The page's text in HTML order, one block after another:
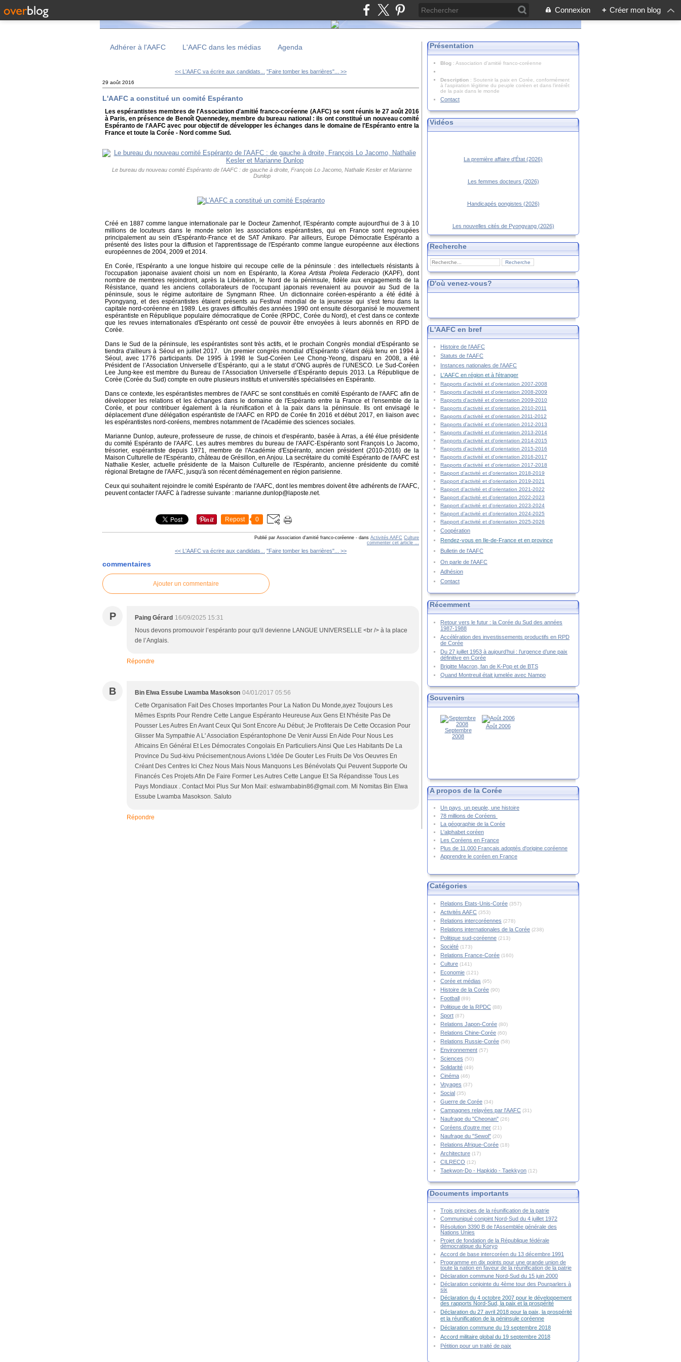
Connexion + Créer mon blog
Adhérer à l'AAFC L'AAFC dans les médias Agenda
<< L'AAFC va écrire aux candidats... "Faire tomber les barrières"... >>
29 août 2016
L'AAFC a constitué un comité Espéranto
Les espérantistes membres de l'Association d'amitié franco-coréenne (AAFC) se sont réunis le 27 août 2016
à Paris, en présence de Benoît Quennedey, membre du bureau national : ils ont constitué un nouveau comité
Espéranto de l'AAFC avec pour objectif de développer les échanges dans le domaine de l'Espéranto entre la
France et toute la Corée - Nord comme Sud.
Le bureau du nouveau comité Espéranto de l'AAFC : de gauche à droite, François Lo Jacomo, Nathalie Kesler et Marianne
Dunlop
Créé en 1887 comme langue internationale par le Docteur Zamenhof, l'Espéranto compte aujourd'hui de 3 à 10
millions de locuteurs dans le monde selon les associations espérantistes, qui en France sont regroupées
principalement au sein d'Espéranto-France et de SAT Amikaro. Par ailleurs, Europe Démocratie Espéranto a
présenté des listes pour la diffusion et l'apprentissage de l'Espéranto comme langue européenne aux élections
européennes de 2004, 2009 et 2014.
En Corée, l'Espéranto a une longue histoire qui recoupe celle de la péninsule : des intellectuels résistants à
l'occupation japonaise avaient choisi un nom en Espéranto, laKorea Artista Proleta Federacio(KAPF), dont
nombre de membres rejoindront, après la Libération, le Nord de la péninsule, fidèle aux engagements de la
Résistance, quand les anciens collaborateurs de l'occupant japonais revenaient au pouvoir au Sud de la
péninsule, sous le régime autoritaire de Syngmann Rhee. Un dictionnaire coréen-espéranto a été édité à
Pyongyang, et des espérantistes étaient présents au Festival mondial de la jeunesse qui s'est tenu dans la
capitale nord-coréenne en 1989. Les graves difficultés des années 1990 ont ensuite désorganisé le mouvement
espérantiste en République populaire démocratique de Corée (RPDC, Corée du Nord), et c'est dans ce contexte
que les revues internationales d'Espéranto ont cessé de pouvoir être envoyées à leurs abonnés en RPD de
Corée.
Dans le Sud de la péninsule, les espérantistes sont très actifs, et le prochain Congrès mondial d'Espéranto se
tiendra d'ailleurs à Séoul en juillet 2017. Un premier congrès mondial d'Espéranto s’étant déjà tenu en 1994 à
Séoul, avec 1776 participants. De 1995 à 1998 le Sud-Coréen Lee Chong-Yeong, disparu en 2008, a été
Président de l’Association Universelle d’Espéranto, qui a le statut d’ONG auprès de l’UNESCO. Le Sud-Coréen
Lee Jung-kee est membre du Bureau de l’Association Universelle d’Espéranto depuis 2013. La République de
Corée (Corée du Sud) compte en outre plusieurs instituts et universités spécialisées en Espéranto.
Dans ce contexte, les espérantistes membres de l'AAFC se sont constitués en comité Espéranto de l'AAFC afin de
développer les relations et les échanges dans le domaine de l'Espéranto entre la France et l'ensemble de la
Corée, et pour contribuer également à la réunification et à la paix dans la péninsule. Ils ont envisagé le
déplacement d'une délégation espérantiste de l'AAFC en RPD de Corée fin 2016 et début 2017, en liaison avec
les espérantistes nord-coréens, membres notamment de l'Académie des sciences sociales.
Marianne Dunlop, auteure, professeure de russe, de chinois et d'espéranto, basée à Arras, a été élue présidente
du comité Espéranto de l'AAFC. Les autres membres du bureau de l'AAFC-Espéranto sont François Lo Jacomo,
trésorier, espérantiste depuis 1971, membre de l'Académie d'Espéranto, ancien président (2010-2016) de la
Maison Culturelle de l'Espéranto, château de Grésillon, en Anjou. La secrétaire du comité Espéranto de l'AAFC est
Nathalie Kesler, actuelle présidente de la Maison Culturelle de l'Espéranto, ancienne présidente du comité
régional Bretagne de l'AAFC, jusqu'à son récent déménagement en région parisienne.
Ceux qui souhaitent rejoindre le comité Espéranto de l'AAFC, dont les membres doivent être adhérents de l'AAFC,
peuvent contacter l'AAFC à l'adresse suivante : marianne.dunlop@laposte.net.
Repost 0
Publié par Association d'amitié franco-coréenne - dans Activités AAFC Culture
commenter cet article …
<< L'AAFC va écrire aux candidats... "Faire tomber les barrières"... >>
commentaires
Ajouter un commentaire
P Paing Gérard 16/09/2025 15:31
Nous devons promouvoir l’espéranto pour qu'il devienne LANGUE UNIVERSELLE <br /> à la place
de l’Anglais.
Répondre
B Bin Elwa Essube Lwamba Masokson 04/01/2017 05:56
Cette Organisation Fait Des Choses Importantes Pour La Nation Du Monde,ayez Toujours Les
Mêmes Esprits Pour Rendre Cette Langue Espéranto Heureuse Aux Gens Et N'hésite Pas De
Pousser Les Autres En Avant Ceux Qui Sont Encore Au Début; Je Profiterais De Cette Occasion Pour
Glisser Ma Sympathie A L' Association Espérantophone De Venir Aussi En Aide Pour Nous Les
Africains En Général Et Les Démocrates Congolais En Particuliers Ainsi Que Les Habitants De La
Province Du Sud-kivu Précisement;nous Avions L'idée De Gouter Les Fruits De Vos Oeuvres En
Créant Des Centres Ici Chez Nous Mais Nous Manquons Les Bénévolats Qui Peuvent Supporte Ou
Financés Ces Projets Afin De Faire Former Les Autres Cette Langue Et Sa Répandisse Tous Les
Pays Mondiaux . Contact Moi Plus Sur Mon Mail: eslwambabin86@gmail.com. Mi Nomitas Bin Elwa
Essube Lwamba Masokson. Saluto
Répondre
Présentation
Blog : Association d'amitié franco-coréenne
Description : Soutenir la paix en Corée, conformément
à l'aspiration légitime du peuple coréen et dans l’intérêt
de la paix dans le monde
Contact
Vidéos
La première affaire d'État (2026)
Les femmes docteurs (2026)
Handicapés pongistes (2026)
Les nouvelles cités de Pyongyang (2026)
Recherche
D'où venez-vous?
L'AAFC en bref
Histoire de l'AAFC
Statuts de l'AAFC
Instances nationales de l'AAFC
L'AAFC en région et à l'étranger
Rapports d'activité et d'orientation 2007-2008
Rapports d'activité et d'orientation 2008-2009
Rapports d'activité et d'orientation 2009-2010
Rapports d'activité et d'orientation 2010-2011
Rapports d'activité et d'orientation 2011-2012
Rapports d'activité et d'orientation 2012-2013
Rapports d'activité et d'orientation 2013-2014
Rapports d'activité et d'orientation 2014-2015
Rapports d'activité et d'orientation 2015-2016
Rapports d'activité et d'orientation 2016-2017
Rapports d'activité et d'orientation 2017-2018
Rapport d'activité et d'orientation 2018-2019
Rapport d'activité et d'orientation 2019-2021
Rapport d'activité et d'orientation 2021-2022
Rapport d'activité et d'orientation 2022-2023
Rapport d'activité et d'orientation 2023-2024
Rapport d'activité et d'orientation 2024-2025
Rapport d'activité et d'orientation 2025-2026
Coopération
Rendez-vous en Ile-de-France et en province
Bulletin de l'AAFC
On parle de l'AAFC
Adhésion
Contact
Récemment
Retour vers le futur : la Corée du Sud des années
1987-1988
Accélération des investissements productifs en RPD
de Corée
Du 27 juillet 1953 à aujourd’hui : l’urgence d’une paix
définitive en Corée
Brigitte Macron, fan de K-Pop et de BTS
Quand Montreuil était jumelée avec Nampo
Souvenirs
Septembre
2008
Août 2006
A propos de la Corée
Un pays, un peuple, une histoire
78 millions de Coréens
La géographie de la Corée
L'alphabet coréen
Les Coréens en France
Plus de 11.000 Français adoptés d'origine coréenne
Apprendre le coréen en France
Catégories
Relations Etats-Unis-Corée (357)
Activités AAFC (353)
Relations intercoréennes (278)
Relations internationales de la Corée (238)
Politique sud-coréenne (213)
Société (173)
Relations France-Corée (160)
Culture (141)
Economie (121)
Corée et médias (95)
Histoire de la Corée (90)
Football (89)
Politique de la RPDC (88)
Sport (87)
Relations Japon-Corée (80)
Relations Chine-Corée (60)
Relations Russie-Corée (58)
Environnement (57)
Sciences (50)
Solidarité (49)
Cinéma (46)
Voyages (37)
Social (35)
Guerre de Corée (34)
Campagnes relayées par l'AAFC (31)
Naufrage du "Cheonan" (26)
Coréens d'outre mer (21)
Naufrage du "Sewol" (20)
Relations Afrique-Corée (18)
Architecture (17)
CILRECO (12)
Taekwon-Do - Hapkido - Taekkyon (12)
Documents importants
Trois principes de la réunification de la patrie
Communiqué conjoint Nord-Sud du 4 juillet 1972
Résolution 3390 B de l'Assemblée générale des
Nations Unies
Projet de fondation de la République fédérale
démocratique du Koryo
Accord de base intercoréen du 13 décembre 1991
Programme en dix points pour une grande union de
toute la nation en faveur de la réunification de la patrie
Déclaration commune Nord-Sud du 15 juin 2000
Déclaration conjointe du 4ème tour des Pourparlers à
six
Déclaration du 4 octobre 2007 pour le développement
des rapports Nord-Sud, la paix et la prospérité
Déclaration du 27 avril 2018 pour la paix, la prospérité
et la réunification de la péninsule coréenne
Déclaration commune du 19 septembre 2018
Accord militaire global du 19 septembre 2018
Pétition pour un traité de paix